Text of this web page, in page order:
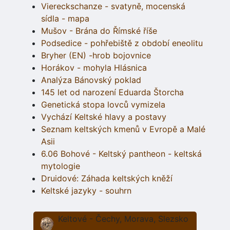
Viereckschanze - svatyně, mocenská
sídla - mapa
Mušov - Brána do Římské říše
Podsedice - pohřebiště z období eneolitu
Bryher (EN) -hrob bojovnice
Horákov - mohyla Hlásnica
Analýza Bánovský poklad
145 let od narození Eduarda Štorcha
Genetická stopa lovců vymizela
Vychází Keltské hlavy a postavy
Seznam keltských kmenů v Evropě a Malé
Asii
6.06 Bohové - Keltský pantheon - keltská
mytologie
Druidové: Záhada keltských kněží
Keltské jazyky - souhrn
Keltové - Čechy, Morava, Slezsko